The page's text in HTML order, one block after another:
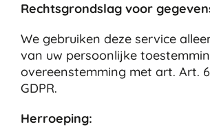
Rechtsgrondslag voor
We gebruiken deze service
van uw persoonlijke
overeenstemming met art. Art.
GDPR.
Herroeping: